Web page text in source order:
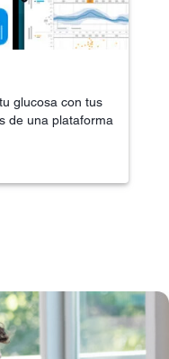
glucosa con tus
de una plataforma